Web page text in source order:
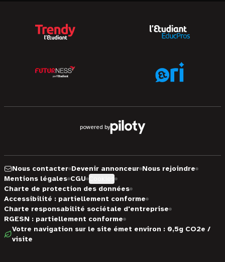
powered by
Nous contacter Devenir annonceur Nous rejoindre
Mentions légales CGU
Charte de protection des données
Accessibilité : partiellement conforme
Charte responsabilité sociétale d'entreprise
RGESN : partiellement conforme
Votre navigation sur le site émet environ : 0,5g CO2e /
visite